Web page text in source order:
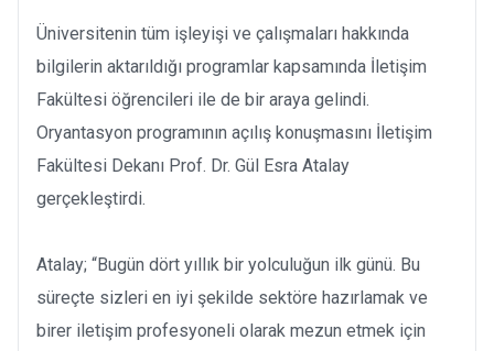
Üniversitenin tüm işleyişi ve çalışmaları hakkında
bilgilerin aktarıldığı programlar kapsamında İletişim
Fakültesi öğrencileri ile de bir araya gelindi.
Oryantasyon programının açılış konuşmasını İletişim
Fakültesi Dekanı Prof. Dr. Gül Esra Atalay
gerçekleştirdi.
Atalay; “Bugün dört yıllık bir yolculuğun ilk günü. Bu
süreçte sizleri en iyi şekilde sektöre hazırlamak ve
birer iletişim profesyoneli olarak mezun etmek için